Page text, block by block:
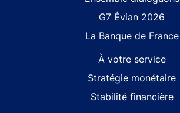
G7 Évian 2026
La Banque de France
À votre service
Stratégie monétaire
Stabilité financière